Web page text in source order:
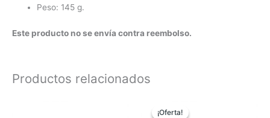
Peso: 145 g.
Este producto no se envía contra reembolso.
Productos relacionados
¡Oferta!
¡Oferta!